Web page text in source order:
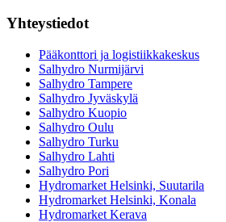
Yhteystiedot
Pääkonttori ja logistiikkakeskus
Salhydro Nurmijärvi
Salhydro Tampere
Salhydro Jyväskylä
Salhydro Kuopio
Salhydro Oulu
Salhydro Turku
Salhydro Lahti
Salhydro Pori
Hydromarket Helsinki, Suutarila
Hydromarket Helsinki, Konala
Hydromarket Kerava